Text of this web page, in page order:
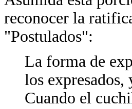
reconocer la
"Postulados":
La forma de
los
Cuando el